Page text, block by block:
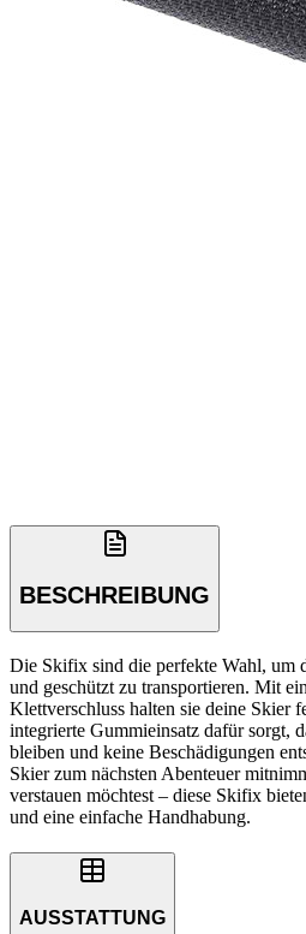
BESCHREIBUNG
Die Skifix sind die perfekte Wahl, um
und geschützt zu transportieren. Mit
Klettverschluss halten sie deine Skier
integrierte Gummieinsatz dafür sorgt,
bleiben und keine Beschädigungen
Skier zum nächsten Abenteuer
verstauen möchtest – diese Skifix
und eine einfache Handhabung.
AUSSTATTUNG